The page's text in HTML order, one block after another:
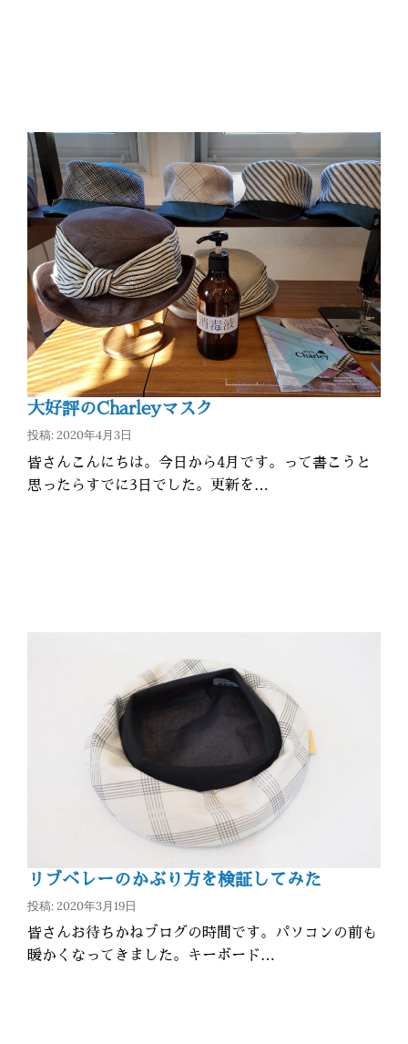
大好評のCharleyマスク
投稿: 2020年4月3日
皆さんこんにちは。今日から4月です。って書こうと
思ったらすでに3日でした。更新を…
リブベレーのかぶり方を検証してみた
投稿: 2020年3月19日
皆さんお待ちかねブログの時間です。パソコンの前も
暖かくなってきました。キーボード…